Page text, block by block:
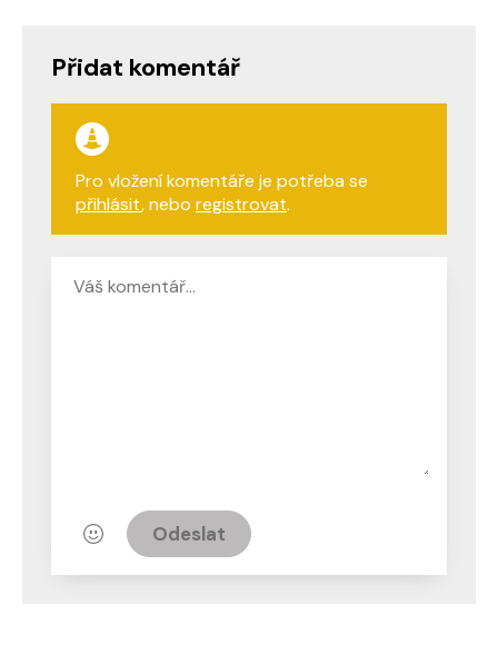
Přidat komentář
Pro vložení komentáře je potřeba se
přihlásit, nebo registrovat.
Odeslat